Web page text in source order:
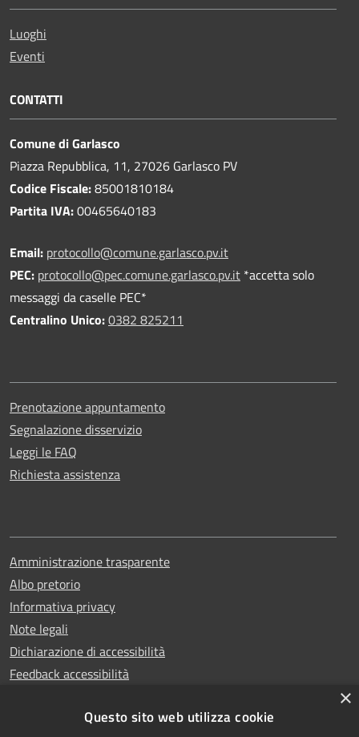
Luoghi
Eventi
CONTATTI
Comune di Garlasco
Piazza Repubblica, 11, 27026 Garlasco PV
Codice Fiscale:85001810184
Partita IVA:00465640183
Email: protocollo@comune.garlasco.pv.it
PEC: protocollo@pec.comune.garlasco.pv.it *accetta solo
messaggi da caselle PEC*
Centralino Unico:0382 825211
Prenotazione appuntamento
Segnalazione disservizio
Leggi le FAQ
Richiesta assistenza
Amministrazione trasparente
Albo pretorio
Informativa privacy
Note legali
Dichiarazione di accessibilità
Feedback accessibilità
×
Questo sito web utilizza cookie